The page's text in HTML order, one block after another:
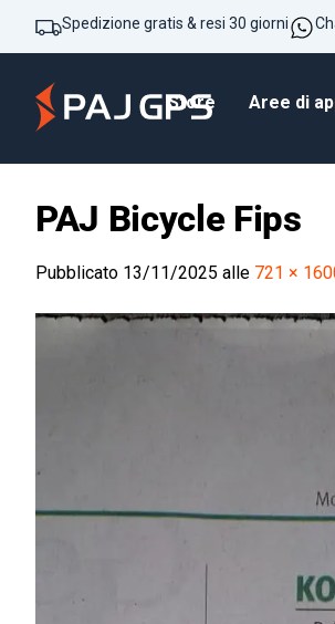
Spedizione gratis & resi 30 giorni
Store Aree di
PAJ Bicycle Fips
Pubblicato 13/11/2025 alle 721 ×